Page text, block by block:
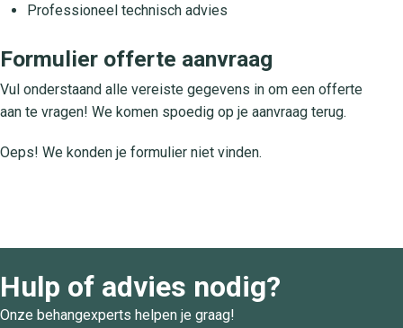
Professioneel technisch advies
Formulier offerte aanvraag
Vul onderstaand alle vereiste gegevens in om een offerte
aan te vragen! We komen spoedig op je aanvraag terug.
Oeps! We konden je formulier niet vinden.
Hulp of advies nodig?
Onze behangexperts helpen je graag!